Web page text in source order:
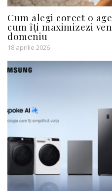
Cum alegi corect o
cum îți maximizezi
domeniu
18 aprilie 2026